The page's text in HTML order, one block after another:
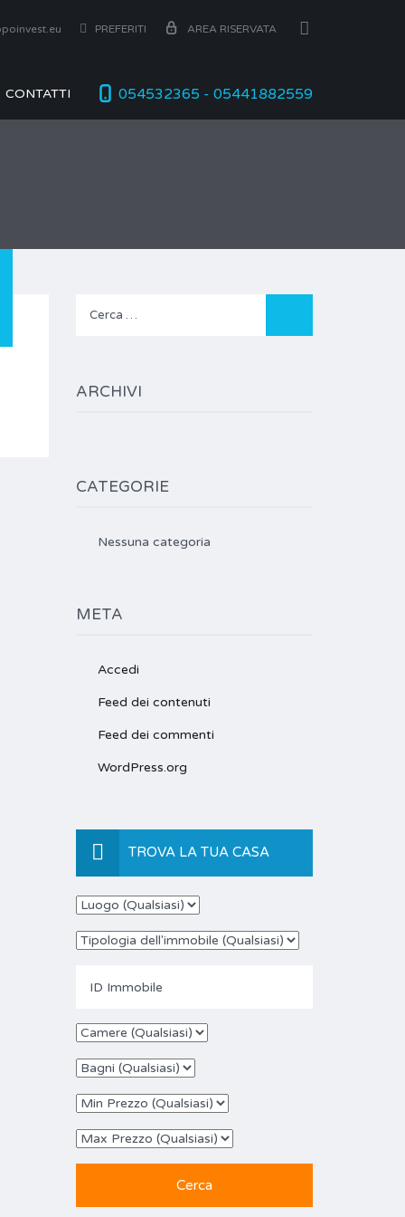
PREFERITI AREA RISERVATA
054532365 - 05441882559
CONTATTI
ARCHIVI
CATEGORIE
Nessuna categoria
META
Accedi
Feed dei contenuti
Feed dei commenti
WordPress.org
TROVA LA TUA CASA